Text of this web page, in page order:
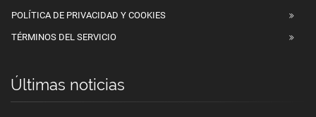
POLÍTICA DE PRIVACIDAD Y COOKIES
TÉRMINOS DEL SERVICIO
Últimas noticias